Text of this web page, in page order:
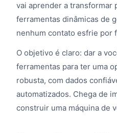
vai aprender a transformar
ferramentas dinâmicas de
nenhum contato esfrie por
O objetivo é claro: dar a
ferramentas para ter uma
robusta, com dados
automatizados. Chega de
construir uma máquina de